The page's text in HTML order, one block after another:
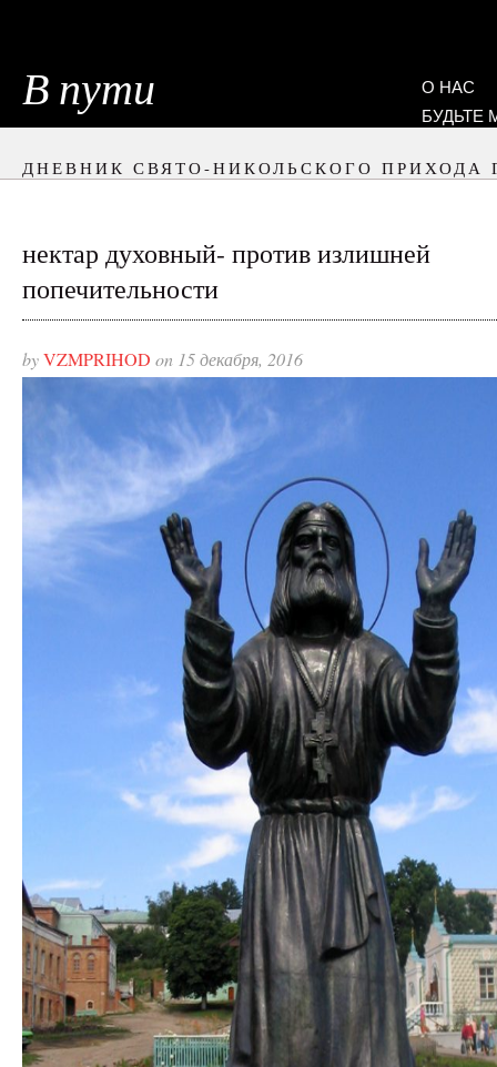
В пути
О НАС
БУДЬТЕ
ДНЕВНИК СВЯТО-НИКОЛЬСКОГО ПРИХОДА
нектар духовный- против излишней
попечительности
byVZMPRIHOD on 15 декабря, 2016